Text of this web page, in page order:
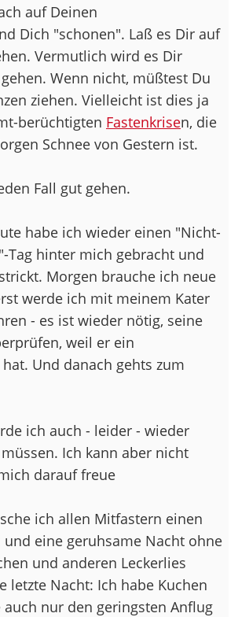
auf Deinen
Dich "schonen". Laß es Dir auf
Vermutlich wird es Dir
Wenn nicht, müßtest Du
ziehen. Vielleicht ist dies ja
berüchtigten Fastenkrisen, die
Schnee von Gestern ist.
Fall gut gehen.
habe ich wieder einen "Nicht-
Tag hinter mich gebracht und
Morgen brauche ich neue
werde ich mit meinem Kater
- es ist wieder nötig, seine
weil er ein
Und danach gehts zum
ich auch - leider - wieder
Ich kann aber nicht
darauf freue
ich allen Mitfastern einen
und eine geruhsame Nacht ohne
und anderen Leckerlies
letzte Nacht: Ich habe Kuchen
auch nur den geringsten Anflug